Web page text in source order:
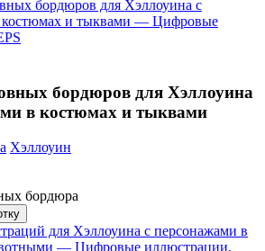
бордюров для Хэллоуина
в костюмах и тыквами
Хэллоуин
бордюра